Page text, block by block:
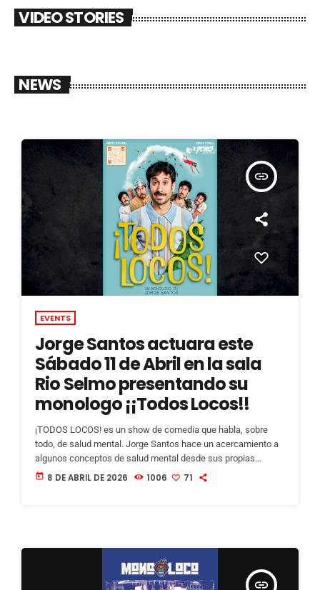
VIDEO STORIES
NEWS
insert_link
EVENTS
Jorge Santos actuara este
Sábado 11 de Abril en la sala
Rio Selmo presentando su
monologo ¡¡Todos Locos!!
¡TODOS LOCOS! es un show de comedia que habla, sobre
todo, de salud mental. Jorge Santos hace un acercamiento a
algunos conceptos de salud mental desde sus propias
experiencias y anécdotas? y a ratos también hace un poco de
today 8 DE ABRIL DE 2026 1006 71
insert_link